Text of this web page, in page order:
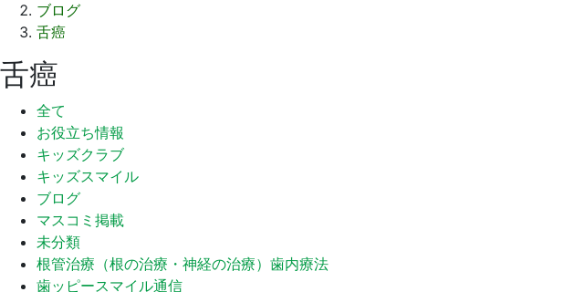
ブログ
舌癌
舌癌
全て
お役立ち情報
キッズクラブ
キッズスマイル
ブログ
マスコミ掲載
未分類
根管治療（根の治療・神経の治療）歯内療法
歯ッピースマイル通信